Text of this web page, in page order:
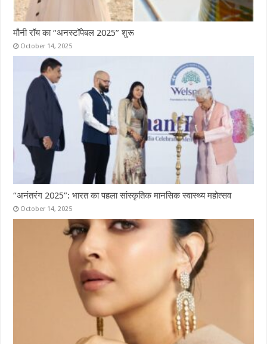
मौनी रॉय का “अनस्टॉपेबल 2025” शुरू
October 14, 2025
“अनंतरंग 2025”: भारत का पहला सांस्कृतिक मानसिक स्वास्थ्य महोत्सव
October 14, 2025